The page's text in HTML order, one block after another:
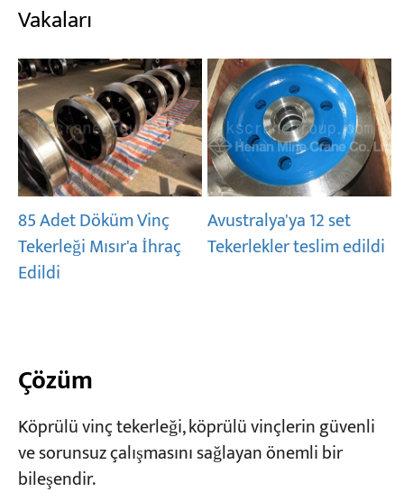
Vakaları
85 Adet Döküm Vinç
Tekerleği Mısır'a İhraç
Edildi
Avustralya'ya 12 set
Tekerlekler teslim edildi
Çözüm
Köprülü vinç tekerleği, köprülü vinçlerin güvenli
ve sorunsuz çalışmasını sağlayan önemli bir
bileşendir.